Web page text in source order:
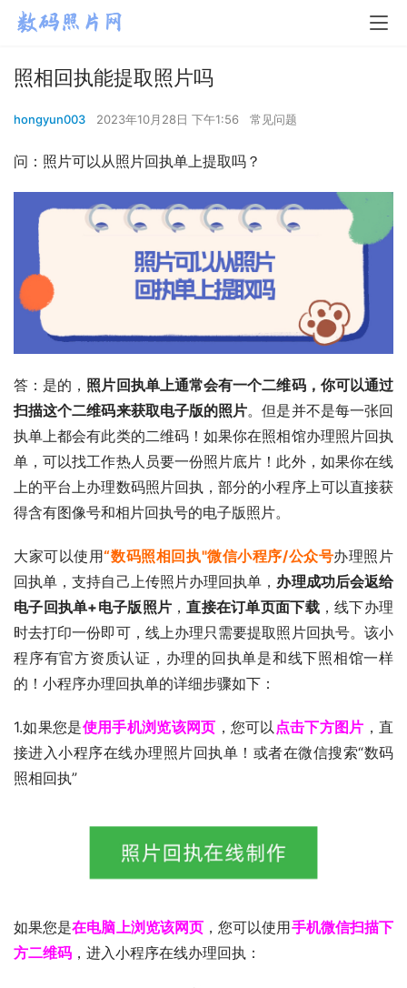
照相回执能提取照片吗
hongyun003 2023年10月28日 下午1:56 常见问题
问：照片可以从照片回执单上提取吗？
答：是的， 照片回执单上通常会有一个二维码，你可以通过
扫描这个二维码来获取电子版的照片。但是并不是每一张回
执单上都会有此类的二维码！如果你在照相馆办理照片回执
单，可以找工作热人员要一份照片底片！此外，如果你在线
上的平台上办理数码照片回执，部分的小程序上可以直接获
得含有图像号和相片回执号的电子版照片。
大家可以使用“数码照相回执"微信小程序/公众号办理照片
回执单，支持自己上传照片办理回执单， 办理成功后会返给
电子回执单+电子版照片 ，直接在订单页面下载，线下办理
时去打印一份即可，线上办理只需要提取照片回执号。该小
程序有官方资质认证，办理的回执单是和线下照相馆一样
的！小程序办理回执单的详细步骤如下：
1.如果您是使用手机浏览该网页 ，您可以 点击下方图片 ，直
接进入小程序在线办理照片回执单！或者在微信搜索“数码
照相回执”
如果您是在电脑上浏览该网页 ，您可以使用手机微信扫描下
方二维码 ，进入小程序在线办理回执：